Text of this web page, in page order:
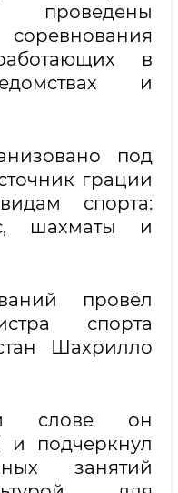
в
и
под
грации
спорта:
шахматы и
провёл
спорта
Шахрилло
слове он
и подчеркнул
занятий